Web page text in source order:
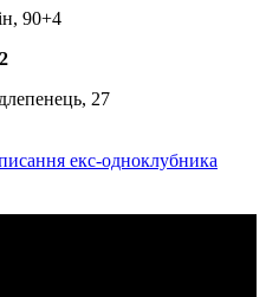
90+4
27
екс-одноклубника